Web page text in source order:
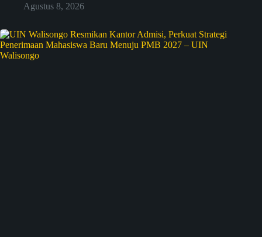
Agustus 8, 2026